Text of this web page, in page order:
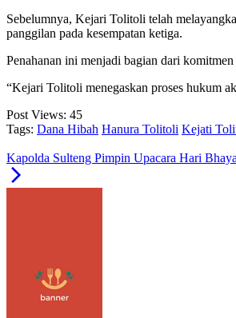
Sebelumnya, Kejari Tolitoli telah
panggilan pada kesempatan ketiga.
Penahanan ini menjadi bagian dari
“Kejari Tolitoli menegaskan proses hukum
Post Views: 45
Tags: Dana Hibah Hanura Tolitoli Kejati
Kapolda Sulteng Pimpin Upacara Hari